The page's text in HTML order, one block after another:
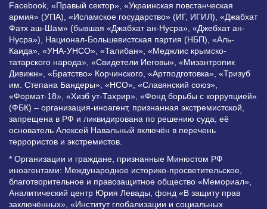
Facebook, «Правый сектор», «Украинская повстанческая
армия» (УПА), «Исламское государство» (ИГ, ИГИЛ), «Джабхат
Фатх аш-Шам» (бывшая «Джабхат ан-Нусра», «Джебхат ан-
Нусра»), Национал-Большевистская партия (НБП), «Аль-
Каида», «УНА-УНСО», «Талибан», «Меджлис крымско-
татарского народа», «Свидетели Иеговы», «Мизантропик
Дивижн», «Братство» Корчинского, «Артподготовка», «Тризуб
им. Степана Бандеры», «НСО», «Славянский союз»,
«Формат-18», «Хизб ут-Тахрир», «Фонд борьбы с коррупцией»
(ФБК) – организация-иноагент, признанная экстремистской,
запрещена в РФ и ликвидирована по решению суда; её
основатель Алексей Навальный включён в перечень
террористов и экстремистов.
* Организации и граждане, признанные Минюстом РФ
иноагентами: Международное историко-просветительское,
благотворительное и правозащитное общество «Мемориал»,
Аналитический центр Юрия Левады, фонд «В защиту прав
заключённых», «Институт глобализации и социальных